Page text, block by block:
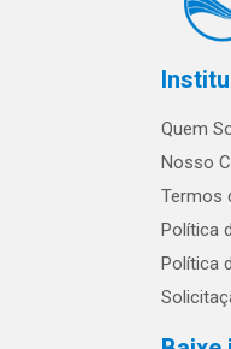
Quem
Nosso
Termos
Política
Política